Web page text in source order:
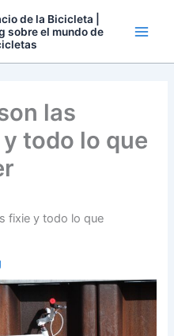
de la Bicicleta |
sobre el mundo de
las
todo lo que
fixie y todo lo que